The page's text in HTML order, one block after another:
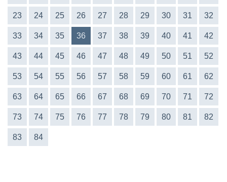
23 24 25 26 27 28 29 30 31 32
33 34 35 36 37 38 39 40 41 42
43 44 45 46 47 48 49 50 51 52
53 54 55 56 57 58 59 60 61 62
63 64 65 66 67 68 69 70 71 72
73 74 75 76 77 78 79 80 81 82
83 84